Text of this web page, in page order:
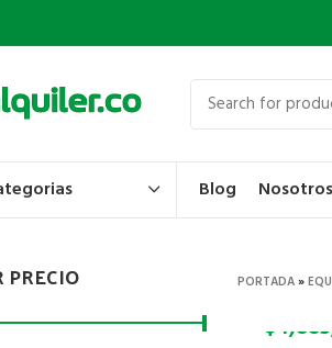
Blog Nosotros
PRECIO PORTADA»
$